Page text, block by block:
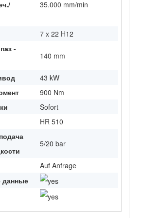
35.000 mm/min
7 x 22 H12
-
140 mm
43 kW
900 Nm
Sofort
HR 510
5/20 bar
Auf Anfrage
данные